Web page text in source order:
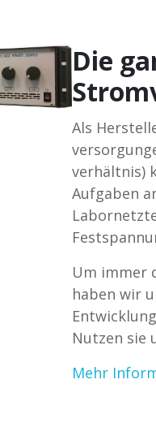
Die
Als
verhältnis)
Aufgaben
Um immer
haben wir
Nutzen sie
Mehr